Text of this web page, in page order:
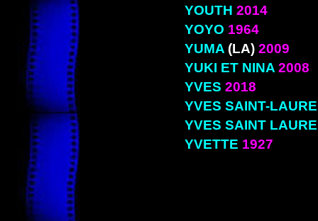
YOUTH 2014
YOYO 1964
YUMA (LA) 2009
YUKI ET NINA 2008
YVES 2018
YVES SAINT-
YVES SAINT
YVETTE 1927